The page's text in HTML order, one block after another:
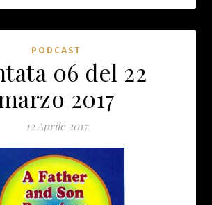
PODCAST
06 del 22
2017
12 Aprile 2017